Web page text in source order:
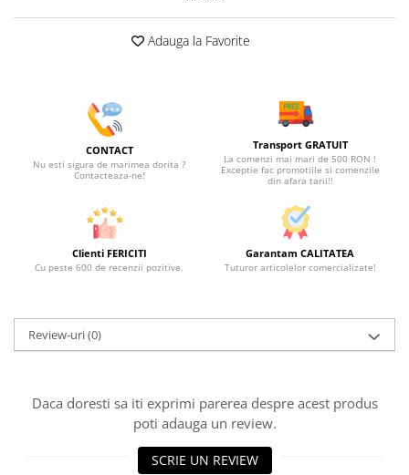
Adauga la Favorite
CONTACT
Nu esti sigura de marimea dorita ?
Contacteaza-ne!
Transport GRATUIT
La comenzi mai mari de 500 RON !
Exceptie fac promotiile si comenzile
din afara tarii!!
Clienti FERICITI
Cu peste 600 de recenzii pozitive.
Garantam CALITATEA
Tuturor articolelor comercializate!
Review-uri(0)
Daca doresti sa iti exprimi parerea despre acest produs
poti adauga un review.
SCRIE UN REVIEW